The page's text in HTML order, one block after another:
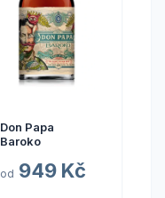
Don Papa
Baroko
od 949 Kč